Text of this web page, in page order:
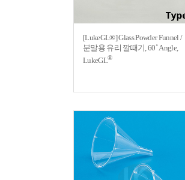
[LukeGL®] Glass Powder Funnel /
분말용 유리 깔때기, 60˚ Angle,
LukeGL®